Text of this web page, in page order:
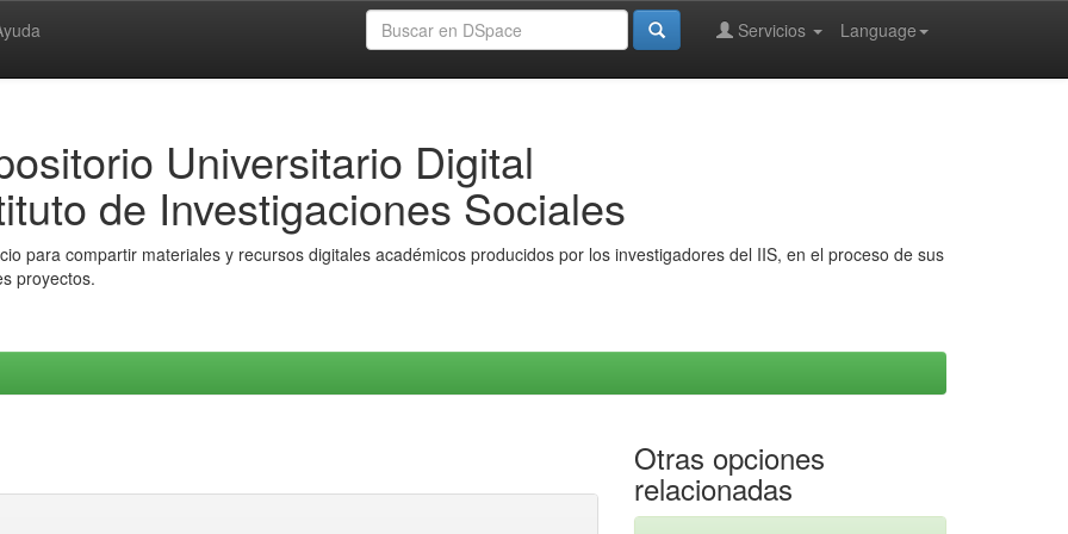
Language
Servicios
Universitario Digital
de Investigaciones Sociales
para compartir materiales y recursos digitales académicos producidos por los investigadores del IIS, en el proceso de sus
proyectos.
Otras opciones
relacionadas